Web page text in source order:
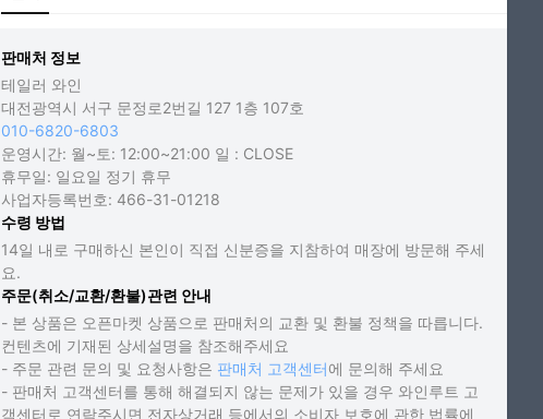
판매처 정보
테일러 와인
대전광역시 서구 문정로2번길 127 1층 107호
010-6820-6803
운영시간: 월~토: 12:00~21:00 일 : CLOSE
휴무일: 일요일 정기 휴무
사업자등록번호: 466-31-01218
수령 방법
14일 내로 구매하신 본인이 직접 신분증을 지참하여 매장에 방문해 주세
요.
주문(취소/교환/환불)관련 안내
- 본 상품은 오픈마켓 상품으로 판매처의 교환 및 환불 정책을 따릅니다.
컨텐츠에 기재된 상세설명을 참조해주세요
- 주문 관련 문의 및 요청사항은 판매처 고객센터에 문의해 주세요
- 판매처 고객센터를 통해 해결되지 않는 문제가 있을 경우 와인루트 고
객센터로 연락주시면 전자상거래 등에서의 소비자 보호에 관한 법률에